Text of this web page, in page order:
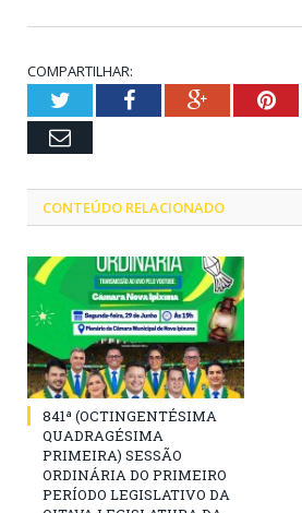
COMPARTILHAR:
TwitterFacebookGoogle+
Email
CONTEÚDO RELACIONADO
841ª (OCTINGENTÉSIMA
QUADRAGÉSIMA
PRIMEIRA) SESSÃO
ORDINÁRIA DO PRIMEIRO
PERÍODO LEGISLATIVO DA